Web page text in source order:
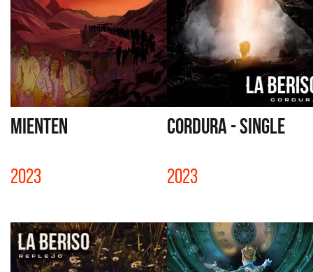
MIENTEN
2023
CORDURA - SINGLE
2023